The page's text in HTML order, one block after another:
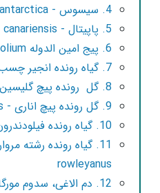
10. گیاه رونده فیلودندرون - Philodendron
rowleyanus